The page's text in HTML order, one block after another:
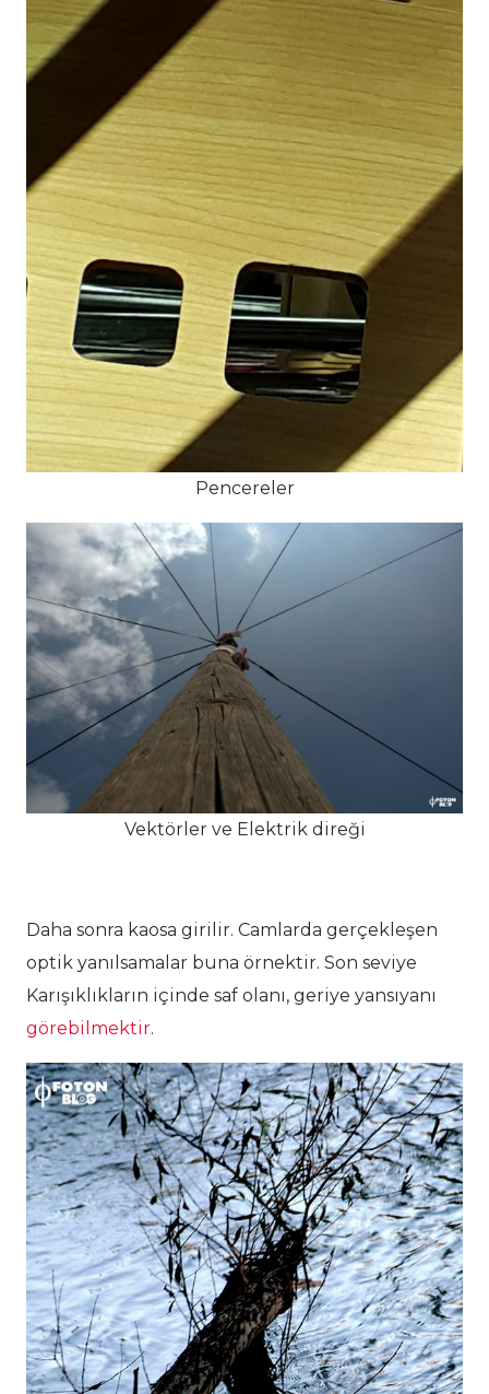
Pencereler
Vektörler ve Elektrik direği
Daha sonra kaosa girilir. Camlarda gerçekleşen
optik yanılsamalar buna örnektir. Son seviye
Karışıklıkların içinde saf olanı, geriye yansıyanı
görebilmektir.